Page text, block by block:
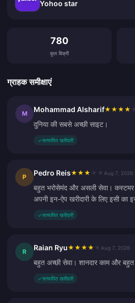
Yohoo star
780
कुल बिक्री
ग्राहक समीक्षाएं
M Mohammad Alsharif★ ★ ★ ★
दुनिया की सबसे अच्छी साइट।
✓सत्यापित खरीदारी
P Pedro Reis★ ★ ★ Aug 7, 2026
बहुत भरोसेमंद और असली सेवा।
अपनी इन-ऐप खरीदारी के लिए इसी का
✓सत्यापित खरीदारी
R Raian Ryu★ ★ ★ ★ Aug 7, 2026
बहुत अच्छी सेवा। शानदार काम और
✓सत्यापित खरीदारी